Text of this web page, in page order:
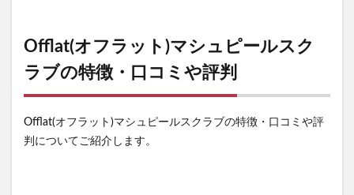
Offlat(オフラット)マシュピールスク
ラブの特徴・口コミや評判
Offlat(オフラット)マシュピールスクラブの特徴・口コミや評
判についてご紹介します。